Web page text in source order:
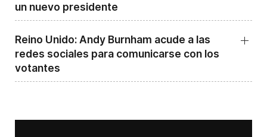
un nuevo presidente
Reino Unido: Andy ‌Burnham acude a las
redes sociales para comunicarse con los
votantes